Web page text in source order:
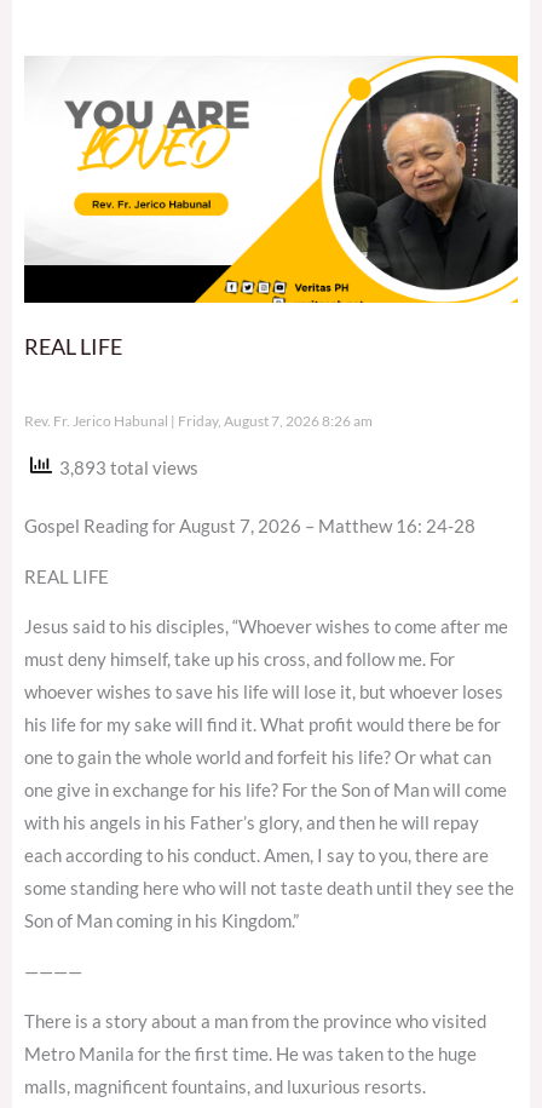
REAL LIFE
Rev. Fr. Jerico Habunal Friday, August 7, 2026 8:26 am
3,893 total views
Gospel Reading for August 7, 2026 – Matthew 16: 24-28
REAL LIFE
Jesus said to his disciples, “Whoever wishes to come after me
must deny himself, take up his cross, and follow me. For
whoever wishes to save his life will lose it, but whoever loses
his life for my sake will find it. What profit would there be for
one to gain the whole world and forfeit his life? Or what can
one give in exchange for his life? For the Son of Man will come
with his angels in his Father’s glory, and then he will repay
each according to his conduct. Amen, I say to you, there are
some standing here who will not taste death until they see the
Son of Man coming in his Kingdom.”
————
There is a story about a man from the province who visited
Metro Manila for the first time. He was taken to the huge
malls, magnificent fountains, and luxurious resorts.